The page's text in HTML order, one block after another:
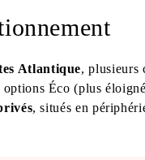
Atlantique, plusieurs
options Éco (plus
, situés en